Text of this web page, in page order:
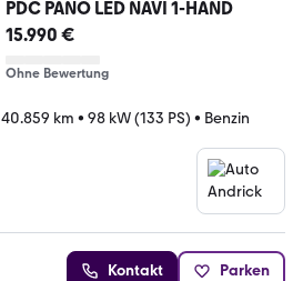
PDC PANO LED NAVI 1-HAND
15.990 €
Ohne Bewertung
40.859 km • 98 kW (133 PS) • Benzin
Kontakt Parken